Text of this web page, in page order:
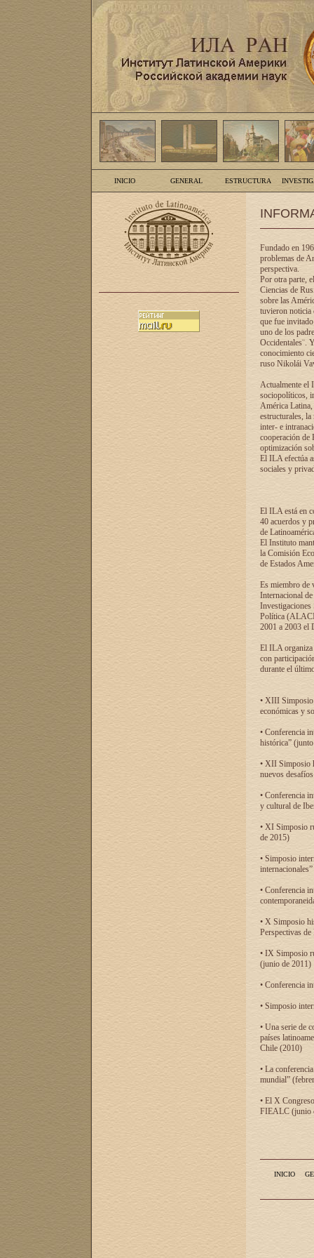
INICIO GENERAL ESTRUCTURA
Fundado en
problemas de
perspectiva.
Por otra parte,
Ciencias de
sobre las
tuvieron noticia
que fue
uno de los
Occidentales¨.
conocimiento
ruso Nikolái
Actualmente el
sociopolíticos,
América Latina,
estructurales,
inter- e
cooperación de
optimización
El ILA efectúa
sociales y
El ILA está en
40 acuerdos y
de
El Instituto
la Comisión
de Estados
Es miembro de
Internacional
Investigaciones
Política
2001 a 2003 el
El ILA organiza
con
durante el
• XIII Simposio
económicas y
• Conferencia
histórica”
• XII Simposio
nuevos
• Conferencia
y cultural de
• XI Simposio
de 2015)
• Simposio
• Conferencia
• X Simposio
Perspectivas
• IX Simposio
(junio de 2011)
• Conferencia
• Simposio
• Una serie de
países
Chile (2010)
• La
mundial”
• El X
FIEALC (junio
INICIO